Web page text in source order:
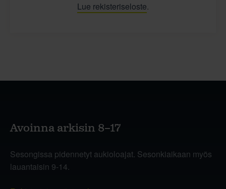
Lue rekisteriseloste.
Avoinna arkisin 8–17
Sesongissa pidennetyt aukioloajat. Sesonkiaikaan myös
lauantaisin 9-14.